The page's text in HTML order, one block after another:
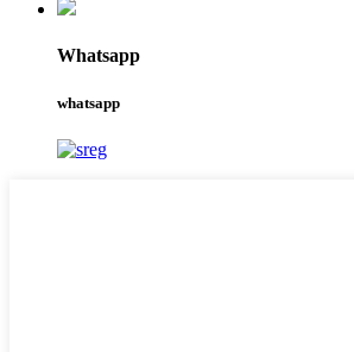
Whatsapp
whatsapp